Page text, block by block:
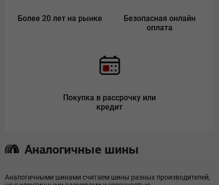
Более 20 лет на рынке
Безопасная онлайн
оплата
Покупка в рассрочку или
кредит
Аналогичные шины
Аналогичными шинами считаем шины разных производителей,